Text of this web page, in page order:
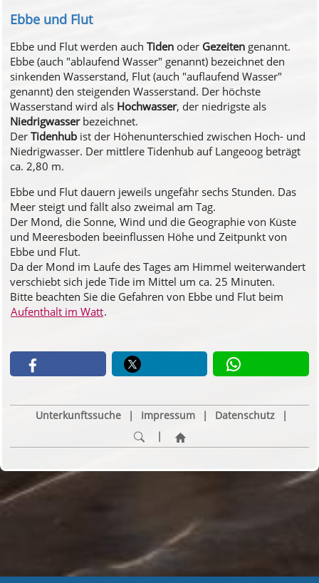
Ebbe und Flut
Ebbe und Flut werden auchTiden oder Gezeiten genannt.
Ebbe (auch "ablaufend Wasser" genannt) bezeichnet den
sinkenden Wasserstand, Flut (auch "auflaufend Wasser"
genannt) den steigenden Wasserstand. Der höchste
Wasserstand wird als Hochwasser, der niedrigste als
Niedrigwasserbezeichnet.
DerTidenhub ist der Höhenunterschied zwischen Hoch- und
Niedrigwasser. Der mittlere Tidenhub auf Langeoog beträgt
ca. 2,80 m.
Ebbe und Flut dauern jeweils ungefähr sechs Stunden. Das
Meer steigt und fällt also zweimal am Tag.
Der Mond, die Sonne, Wind und die Geographie von Küste
und Meeresboden beeinflussen Höhe und Zeitpunkt von
Ebbe und Flut.
Da der Mond im Laufe des Tages am Himmel weiterwandert
verschiebt sich jede Tide im Mittel um ca. 25 Minuten.
Bitte beachten Sie die Gefahren von Ebbe und Flut beim
Aufenthalt im Watt.
Unterkunftssuche | Impressum | Datenschutz
|
|